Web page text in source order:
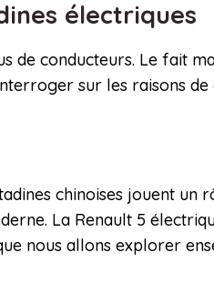
électriques
de conducteurs. Le fait
sur les raisons
chinoises jouent un
La Renault 5
nous allons explorer